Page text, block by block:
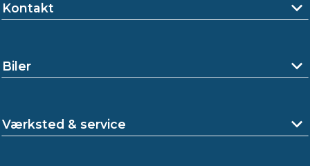
Kontakt
Biler
Værksted & service